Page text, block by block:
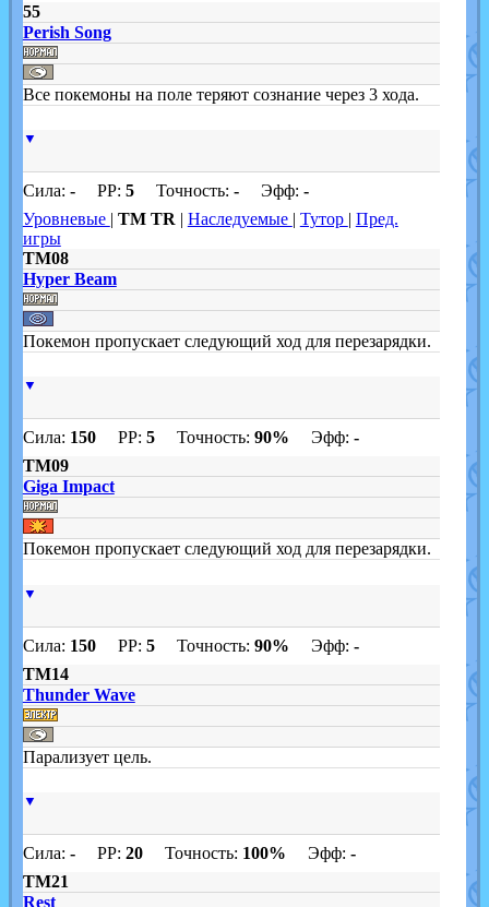
55
Perish Song
Все покемоны на поле теряют сознание через 3 хода.
▼
Сила: -PP: 5Точность: -Эфф: -
Уровневые | TM TR | Наследуемые | Тутор | Пред.
игры
TM08
Hyper Beam
Покемон пропускает следующий ход для перезарядки.
▼
Сила: 150PP: 5Точность: 90% Эфф: -
TM09
Giga Impact
Покемон пропускает следующий ход для перезарядки.
▼
Сила: 150PP: 5Точность: 90% Эфф: -
TM14
Thunder Wave
Парализует цель.
▼
Сила: -PP: 20Точность: 100% Эфф: -
TM21
Rest